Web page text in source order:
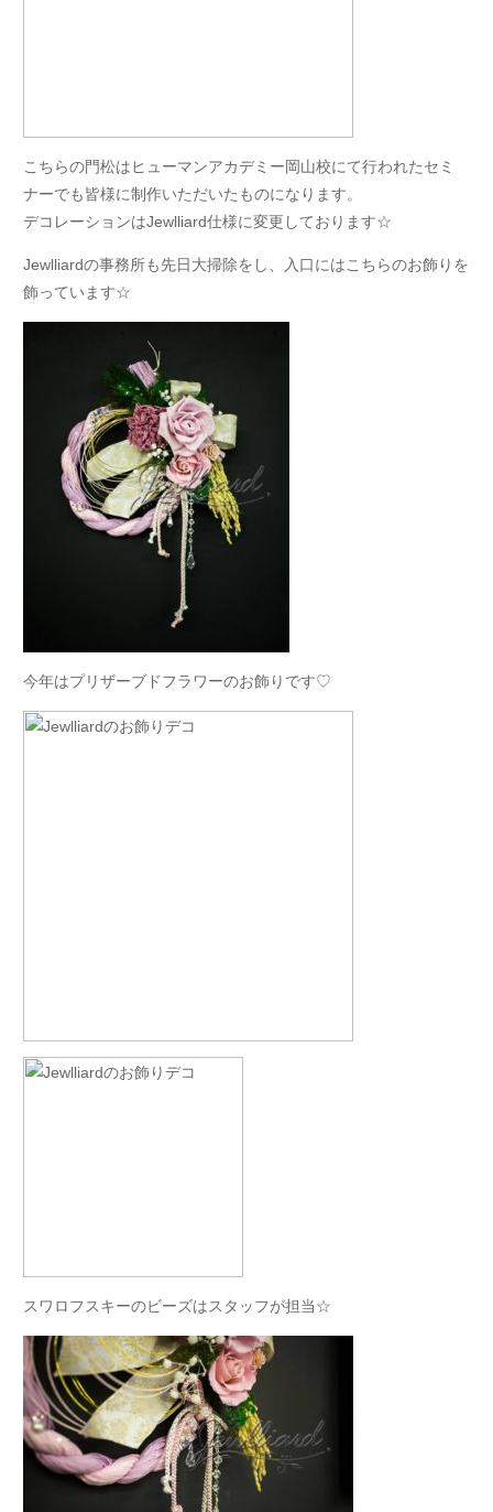
こちらの門松はヒューマンアカデミー岡山校にて行われたセミ
ナーでも皆様に制作いただいたものになります。
デコレーションはJewlliard仕様に変更しております☆
Jewlliardの事務所も先日大掃除をし、入口にはこちらのお飾りを
飾っています☆
今年はプリザーブドフラワーのお飾りです♡
スワロフスキーのビーズはスタッフが担当☆